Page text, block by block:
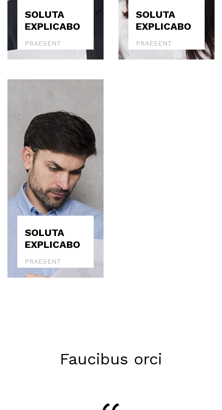
SOLUTA
EXPLICABO
PRAESENT
SOLUTA
EXPLICABO
PRAESENT
SOLUTA
EXPLICABO
PRAESENT
BLANDIT
Faucibus orci